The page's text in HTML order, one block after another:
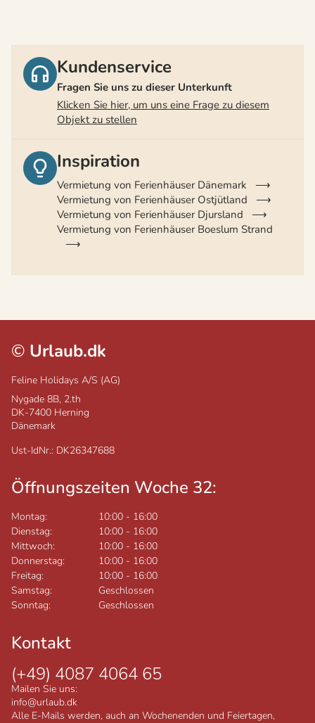
Kundenservice
Fragen Sie uns zu dieser Unterkunft
Klicken Sie hier, um uns eine Frage zu diesem
Objekt zu stellen
Inspiration
Vermietung von Ferienhäuser Dänemark
Vermietung von Ferienhäuser Ostjütland
Vermietung von Ferienhäuser Djursland
Vermietung von Ferienhäuser Boeslum Strand
© Urlaub.dk
Feline Holidays A/S (AG)
Nygade 8B, 2.th
DK-7400 Herning
Dänemark
Ust-IdNr.: DK26347688
Öffnungszeiten Woche 32:
Montag: 10:00 - 16:00
Dienstag:
10:00 - 16:00
Mittwoch:
10:00 - 16:00
Donnerstag:
10:00 - 16:00
Freitag:
10:00 - 16:00
Samstag:
Geschlossen
Sonntag:
Geschlossen
Kontakt
(+49) 4087 4064 65
Mailen Sie uns:
info@urlaub.dk
Alle E-Mails werden, auch an Wochenenden und Feiertagen,